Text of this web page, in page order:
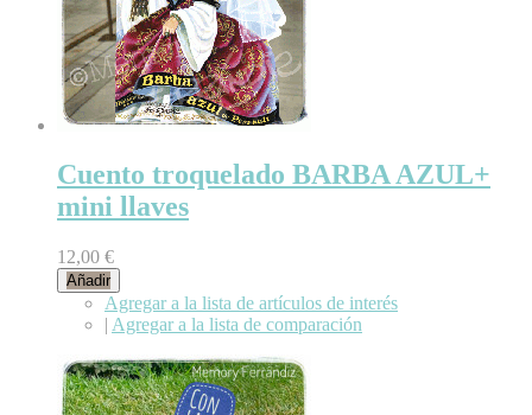
Cuento troquelado BARBA AZUL+
mini llaves
12,00 €
Añadir
Agregar a la lista de artículos de interés
| Agregar a la lista de comparación